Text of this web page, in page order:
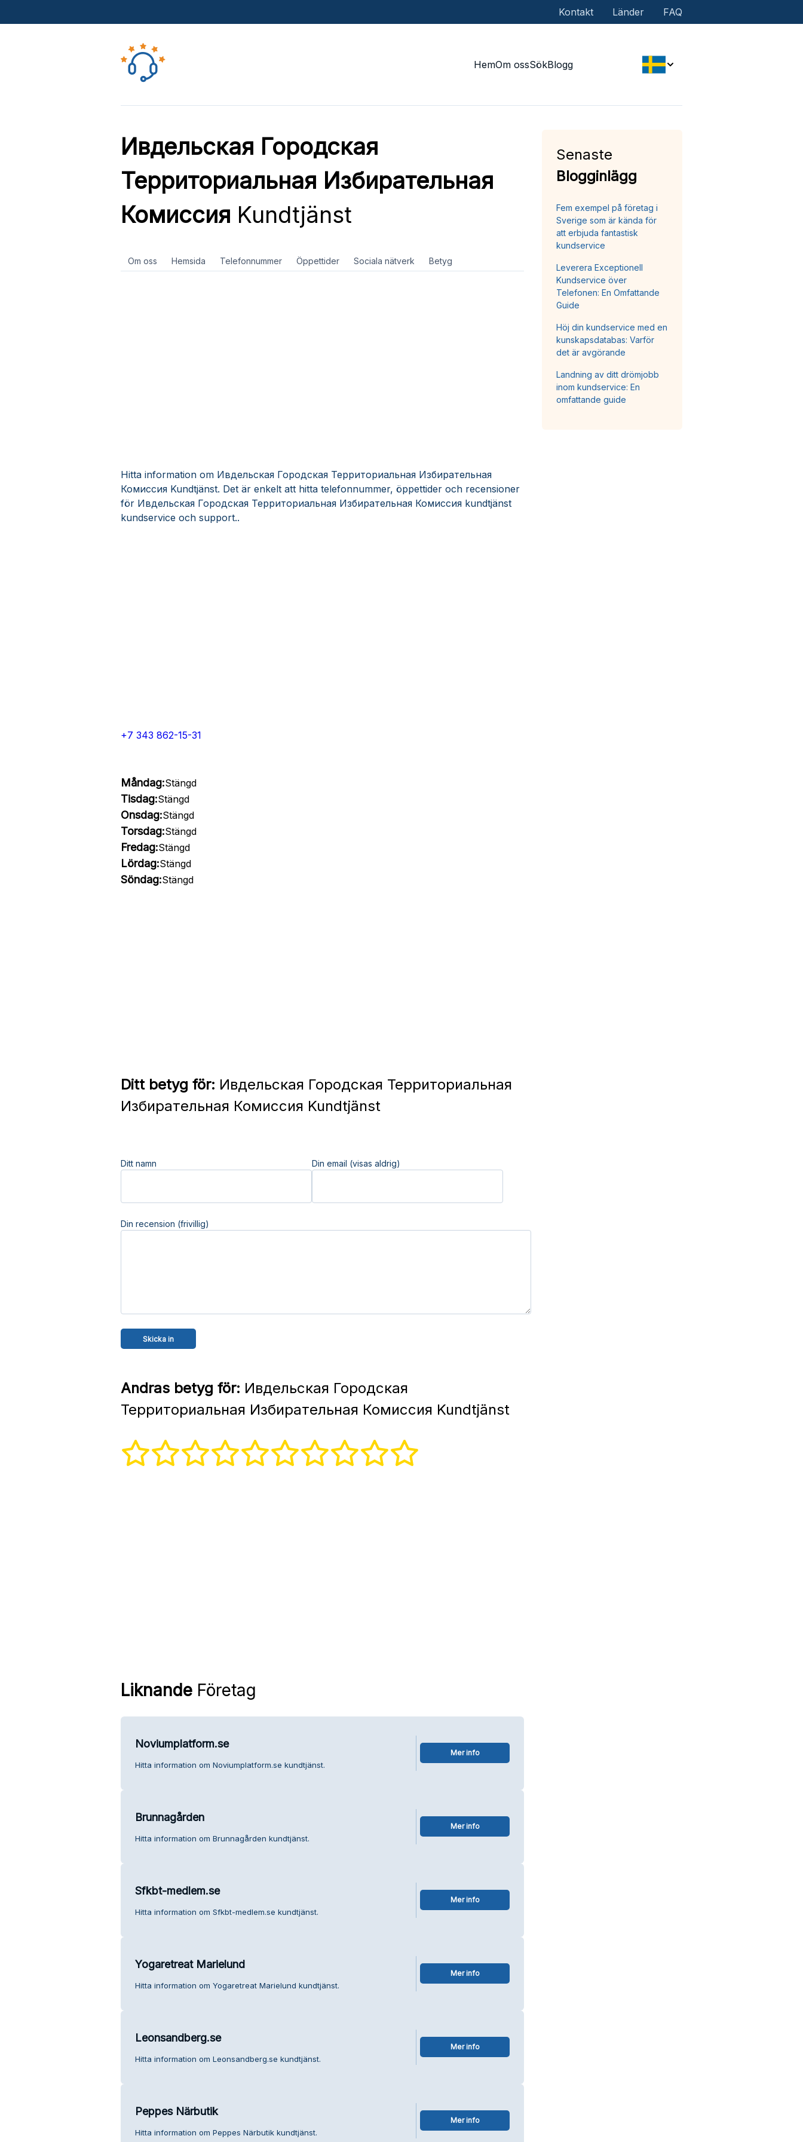
Kontakt Länder FAQ
HemOm ossSökBlogg
Ивдельская Городская
Территориальная Избирательная
Комиссия Kundtjänst
Om oss Hemsida Telefonnummer Öppettider Sociala nätverk Betyg
Hitta information om Ивдельская Городская Территориальная Избирательная
Комиссия Kundtjänst. Det är enkelt att hitta telefonnummer, öppettider och recensioner
för Ивдельская Городская Территориальная Избирательная Комиссия kundtjänst
kundservice och support..
+7 343 862-15-31
Måndag:Stängd
Tisdag:Stängd
Onsdag:Stängd
Torsdag:Stängd
Fredag:Stängd
Lördag:Stängd
Söndag:Stängd
Ditt betyg för: Ивдельская Городская Территориальная
Избирательная Комиссия Kundtjänst
Ditt namn Din email (visas aldrig)
Din recension (frivillig)
Andras betyg för: Ивдельская Городская
Территориальная Избирательная Комиссия Kundtjänst
LiknandeFöretag
Noviumplatform.se
Hitta information om Noviumplatform.se kundtjänst.
Mer info
Brunnagården
Hitta information om Brunnagården kundtjänst.
Mer info
Sfkbt-medlem.se
Hitta information om Sfkbt-medlem.se kundtjänst.
Mer info
Yogaretreat Marielund
Hitta information om Yogaretreat Marielund kundtjänst.
Mer info
Leonsandberg.se
Hitta information om Leonsandberg.se kundtjänst.
Mer info
Peppes Närbutik
Hitta information om Peppes Närbutik kundtjänst.
Mer info
Senaste
Blogginlägg
Fem exempel på företag i
Sverige som är kända för
att erbjuda fantastisk
kundservice
Leverera Exceptionell
Kundservice över
Telefonen: En Omfattande
Guide
Höj din kundservice med en
kunskapsdatabas: Varför
det är avgörande
Landning av ditt drömjobb
inom kundservice: En
omfattande guide